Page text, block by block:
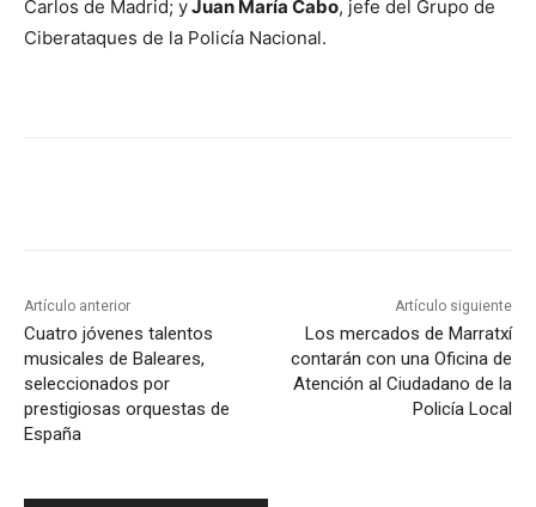
Carlos de Madrid; yJuan María Cabo, jefe del Grupo de
Ciberataques de la Policía Nacional.
Artículo anterior
Cuatro jóvenes talentos
musicales de Baleares,
seleccionados por
prestigiosas orquestas de
España
Artículo siguiente
Los mercados de Marratxí
contarán con una Oficina de
Atención al Ciudadano de la
Policía Local